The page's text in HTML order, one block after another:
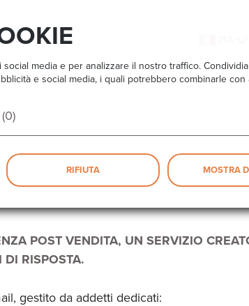
media e per analizzare il nostro traffico.
e social media, i quali potrebbero combinarle
RIFIUTA MOSTRA
POST VENDITA, UN SERVIZIO
RISPOSTA.
gestito da addetti dedicati: